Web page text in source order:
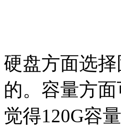
硬盘方面选
的。容量方
觉得120G容